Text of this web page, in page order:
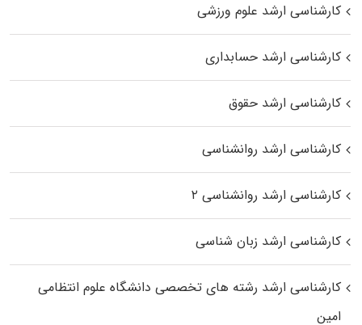
کارشناسی ارشد علوم ورزشی
کارشناسی ارشد حسابداری
کارشناسی ارشد حقوق
کارشناسی ارشد روانشناسی
کارشناسی ارشد روانشناسی ۲
کارشناسی ارشد زبان شناسی
کارشناسی ارشد رﺷﺘﻪ ﻫﺎی تخصصی داﻧﺸﮕﺎه ﻋﻠﻮم انتظامی
اﻣﻴﻦ